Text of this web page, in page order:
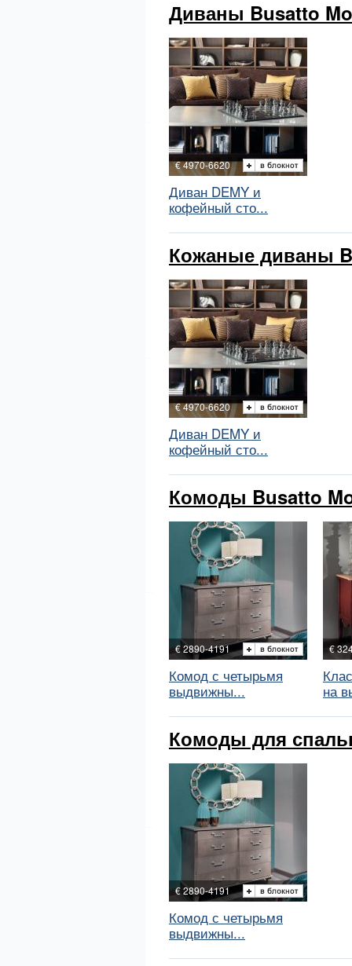
Диваны Busatto
€ 4970-6620
Диван DEMY и
кофейный сто...
Кожаные диваны
€ 4970-6620
Диван DEMY и
кофейный сто...
Комоды Busatto
€ 2890-4191
Комод с четырьмя
выдвижны...
€
на
Комоды для
€ 2890-4191
Комод с четырьмя
выдвижны...